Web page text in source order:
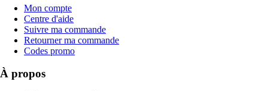
Mon compte
Centre d'aide
Suivre ma commande
Retourner ma commande
Codes promo
À propos